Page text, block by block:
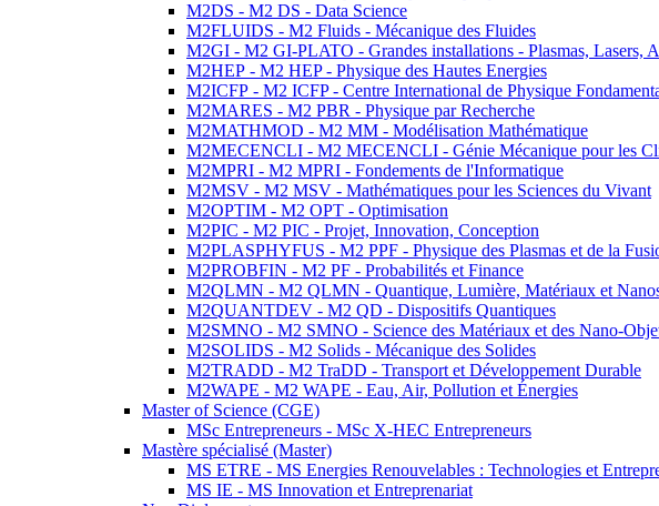
M2DS - M2 DS - Data Science
M2FLUIDS - M2 Fluids - Mécanique des Fluides
M2GI - M2 GI-PLATO - Grandes installations - Plasmas, Lasers,
M2HEP - M2 HEP - Physique des Hautes Energies
M2ICFP - M2 ICFP - Centre International de Physique
M2MARES - M2 PBR - Physique par Recherche
M2MATHMOD - M2 MM - Modélisation Mathématique
M2MECENCLI - M2 MECENCLI - Génie Mécanique pour les
M2MPRI - M2 MPRI - Fondements de l'Informatique
M2MSV - M2 MSV - Mathématiques pour les Sciences du Vivant
M2OPTIM - M2 OPT - Optimisation
M2PIC - M2 PIC - Projet, Innovation, Conception
M2PLASPHYFUS - M2 PPF - Physique des Plasmas et de la
M2PROBFIN - M2 PF - Probabilités et Finance
M2QLMN - M2 QLMN - Quantique, Lumière, Matériaux et
M2QUANTDEV - M2 QD - Dispositifs Quantiques
M2SMNO - M2 SMNO - Science des Matériaux et des Nano-
M2SOLIDS - M2 Solids - Mécanique des Solides
M2TRADD - M2 TraDD - Transport et Développement Durable
M2WAPE - M2 WAPE - Eau, Air, Pollution et Énergies
Master of Science (CGE)
MSc Entrepreneurs - MSc X-HEC Entrepreneurs
Mastère spécialisé (Master)
MS ETRE - MS Energies Renouvelables : Technologies et
MS IE - MS Innovation et Entreprenariat